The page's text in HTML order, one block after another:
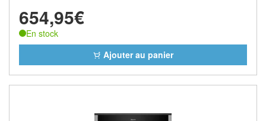
654,95€
En stock
Ajouter au panier